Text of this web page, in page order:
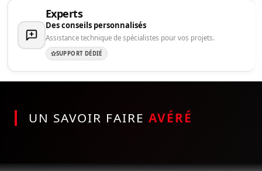
Experts
Des conseils personnalisés
Assistance technique de spécialistes pour vos projets.
SUPPORT DÉDIÉ
UN SAVOIR FAIRE AVÉRÉ